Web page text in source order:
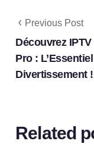
Previous Post
Découvrez
Pro :
Divertissement !
Related